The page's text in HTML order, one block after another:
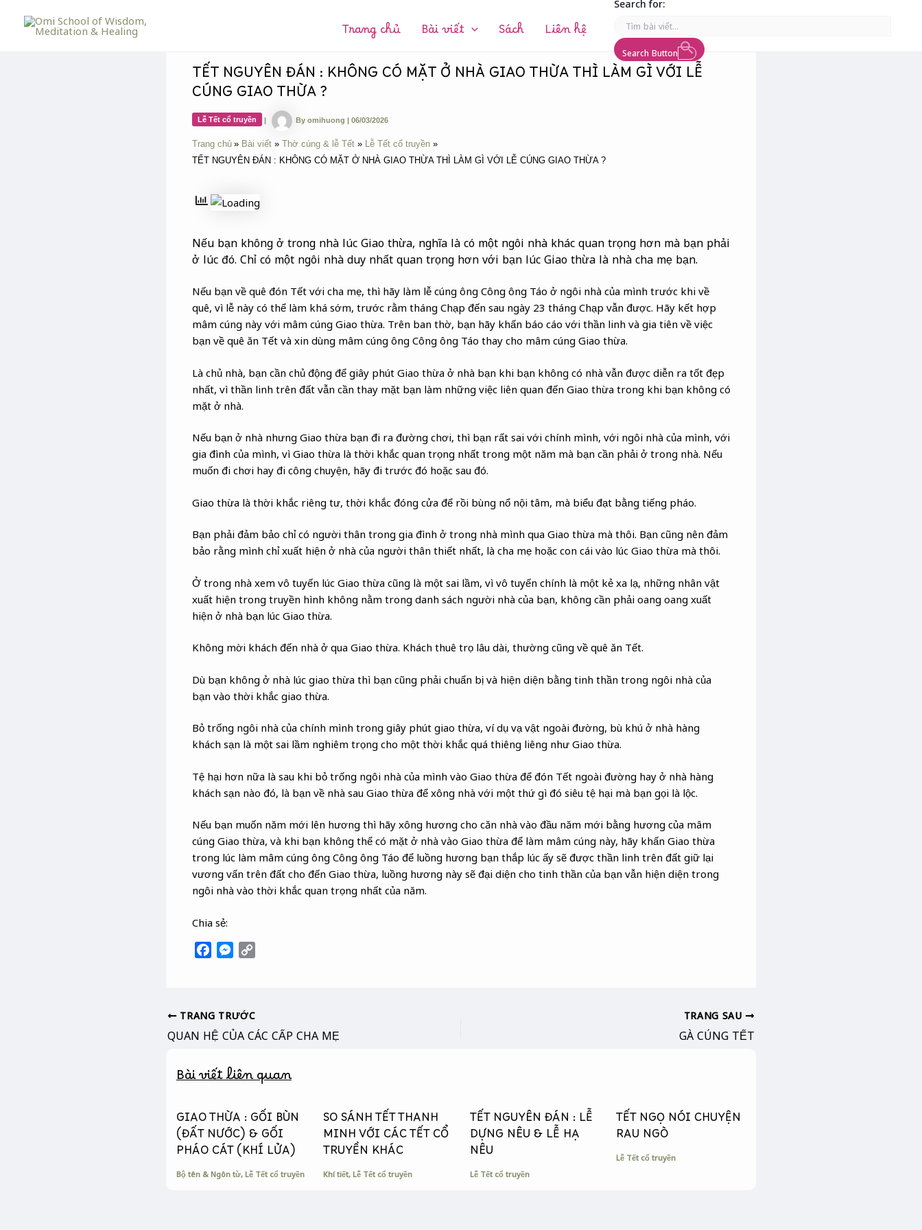
Trang chủ Bài viết Sách Liên hệ
Search for:
Search Button
TẾT NGUYÊN ĐÁN : KHÔNG CÓ MẶT Ở NHÀ GIAO THỪA THÌ LÀM GÌ VỚI LỄ
CÚNG GIAO THỪA ?
Lễ Tết cổ truyền | By omihuong | 06/03/2026
Trang chủ Bài viết Thờ cúng & lễ Tết
Lễ Tết cổ truyền
TẾT NGUYÊN ĐÁN : KHÔNG CÓ MẶT Ở NHÀ GIAO THỪA THÌ LÀM GÌ VỚI LỄ CÚNG GIAO THỪA ?
Nếu bạn không ở trong nhà lúc Giao thừa, nghĩa là có một ngôi nhà khác quan trọng hơn mà bạn phải
ở lúc đó. Chỉ có một ngôi nhà duy nhất quan trọng hơn với bạn lúc Giao thừa là nhà cha mẹ bạn.
Nếu bạn về quê đón Tết với cha mẹ, thì hãy làm lễ cúng ông Công ông Táo ở ngôi nhà của mình trước khi về
quê, vì lễ này có thể làm khá sớm, trước rằm tháng Chạp đến sau ngày 23 tháng Chạp vẫn được. Hãy kết hợp
mâm cúng này với mâm cúng Giao thừa. Trên ban thờ, bạn hãy khấn báo cáo với thần linh và gia tiên về việc
bạn về quê ăn Tết và xin dùng mâm cúng ông Công ông Táo thay cho mâm cúng Giao thừa.
Là chủ nhà, bạn cần chủ động để giây phút Giao thừa ở nhà bạn khi bạn không có nhà vẫn được diễn ra tốt đẹp
nhất, vì thần linh trên đất vẫn cần thay mặt bạn làm những việc liên quan đến Giao thừa trong khi bạn không có
mặt ở nhà.
Nếu bạn ở nhà nhưng Giao thừa bạn đi ra đường chơi, thì bạn rất sai với chính mình, với ngôi nhà của mình, với
gia đình của mình, vì Giao thừa là thời khắc quan trọng nhất trong một năm mà bạn cần phải ở trong nhà. Nếu
muốn đi chơi hay đi công chuyện, hãy đi trước đó hoặc sau đó.
Giao thừa là thời khắc riêng tư, thời khắc đóng cửa để rồi bùng nổ nội tâm, mà biểu đạt bằng tiếng pháo.
Bạn phải đảm bảo chỉ có người thân trong gia đình ở trong nhà mình qua Giao thừa mà thôi. Bạn cũng nên đảm
bảo rằng mình chỉ xuất hiện ở nhà của người thân thiết nhất, là cha mẹ hoặc con cái vào lúc Giao thừa mà thôi.
Ở trong nhà xem vô tuyến lúc Giao thừa cũng là một sai lầm, vì vô tuyến chính là một kẻ xa lạ, những nhân vật
xuất hiện trong truyền hình không nằm trong danh sách người nhà của bạn, không cần phải oang oang xuất
hiện ở nhà bạn lúc Giao thừa.
Không mời khách đến nhà ở qua Giao thừa. Khách thuê trọ lâu dài, thường cũng về quê ăn Tết.
Dù bạn không ở nhà lúc giao thừa thì bạn cũng phải chuẩn bị và hiện diện bằng tinh thần trong ngôi nhà của
bạn vào thời khắc giao thừa.
Bỏ trống ngôi nhà của chính mình trong giây phút giao thừa, ví dụ vạ vật ngoài đường, bù khú ở nhà hàng
khách sạn là một sai lầm nghiêm trọng cho một thời khắc quá thiêng liêng như Giao thừa.
Tệ hại hơn nữa là sau khi bỏ trống ngôi nhà của mình vào Giao thừa để đón Tết ngoài đường hay ở nhà hàng
khách sạn nào đó, là bạn về nhà sau Giao thừa để xông nhà với một thứ gì đó siêu tệ hại mà bạn gọi là lộc.
Nếu bạn muốn năm mới lên hương thì hãy xông hương cho căn nhà vào đầu năm mới bằng hương của mâm
cúng Giao thừa, và khi bạn không thể có mặt ở nhà vào Giao thừa để làm mâm cúng này, hãy khấn Giao thừa
trong lúc làm mâm cúng ông Công ông Táo để luồng hương bạn thắp lúc ấy sẽ được thần linh trên đất giữ lại
vương vấn trên đất cho đến Giao thừa, luồng hương này sẽ đại diện cho tinh thần của bạn vẫn hiện diện trong
ngôi nhà vào thời khắc quan trọng nhất của năm.
Chia sẻ:
b
o
k
M
e
n
e
r
L
i
TRANG TRƯỚC
QUAN HỆ CỦA CÁC CẤP CHA MẸ
TRANG SAU
GÀ CÚNG TẾT
Bài viết liên quan
GIAO THỪA : GỐI BÙN
(ĐẤT NƯỚC) & GỐI
PHÁO CÁT (KHÍ LỬA)
Bộ tên & Ngôn từ, Lễ Tết cổ truyền
SO SÁNH TẾT THANH
MINH VỚI CÁC TẾT CỔ
TRUYỀN KHÁC
Khí tiết, Lễ Tết cổ truyền
TẾT NGUYÊN ĐÁN : LỄ
DỰNG NÊU & LỄ HẠ
NÊU
Lễ Tết cổ truyền
TẾT NGỌ NÓI CHUYỆN
RAU NGÒ
Lễ Tết cổ truyền